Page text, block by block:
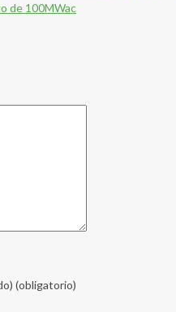
de 100MWac
(obligatorio)